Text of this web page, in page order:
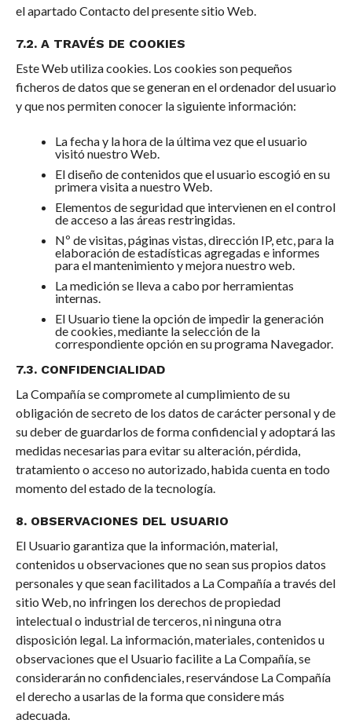
el apartado Contacto del presente sitio Web.
7.2. A TRAVÉS DE COOKIES
Este Web utiliza cookies. Los cookies son pequeños
ficheros de datos que se generan en el ordenador del usuario
y que nos permiten conocer la siguiente información:
La fecha y la hora de la última vez que el usuario
visitó nuestro Web.
El diseño de contenidos que el usuario escogió en su
primera visita a nuestro Web.
Elementos de seguridad que intervienen en el control
de acceso a las áreas restringidas.
Nº de visitas, páginas vistas, dirección IP, etc, para la
elaboración de estadísticas agregadas e informes
para el mantenimiento y mejora nuestro web.
La medición se lleva a cabo por herramientas
internas.
El Usuario tiene la opción de impedir la generación
de cookies, mediante la selección de la
correspondiente opción en su programa Navegador.
7.3. CONFIDENCIALIDAD
La Compañía se compromete al cumplimiento de su
obligación de secreto de los datos de carácter personal y de
su deber de guardarlos de forma confidencial y adoptará las
medidas necesarias para evitar su alteración, pérdida,
tratamiento o acceso no autorizado, habida cuenta en todo
momento del estado de la tecnología.
8. OBSERVACIONES DEL USUARIO
El Usuario garantiza que la información, material,
contenidos u observaciones que no sean sus propios datos
personales y que sean facilitados a La Compañía a través del
sitio Web, no infringen los derechos de propiedad
intelectual o industrial de terceros, ni ninguna otra
disposición legal. La información, materiales, contenidos u
observaciones que el Usuario facilite a La Compañía, se
considerarán no confidenciales, reservándose La Compañía
el derecho a usarlas de la forma que considere más
adecuada.